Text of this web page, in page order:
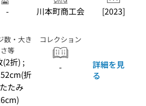
- 川本町商工会 [2023]
数・大き
さ等
(2折) ;
折
たみ
コレクション
-
詳細を見
る